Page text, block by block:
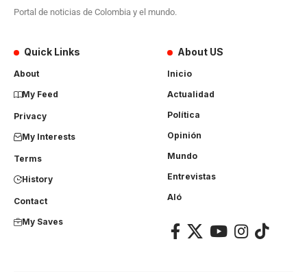
Portal de noticias de Colombia y el mundo.
Quick Links
About
My Feed
Privacy
My Interests
Terms
History
Contact
My Saves
About US
Inicio
Actualidad
Política
Opinión
Mundo
Entrevistas
Aló